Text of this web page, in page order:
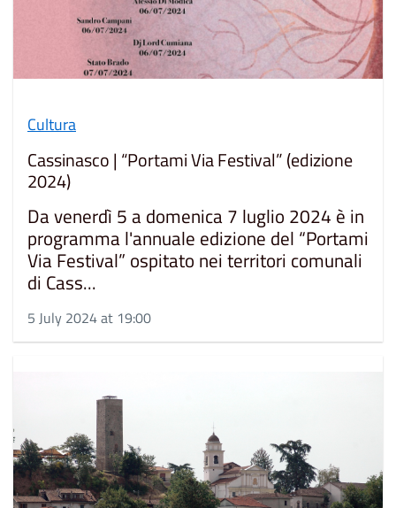
Cultura
Cassinasco | “Portami Via Festival” (edizione
2024)
Da venerdì 5 a domenica 7 luglio 2024 è in
programma l'annuale edizione del “Portami
Via Festival” ospitato nei territori comunali
di Cass...
5 July 2024 at 19:00